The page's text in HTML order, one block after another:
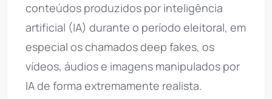
conteúdos produzidos por inteligência
artificial (IA) durante o período eleitoral, em
especial os chamados deep fakes, os
vídeos, áudios e imagens manipulados por
IA de forma extremamente realista.